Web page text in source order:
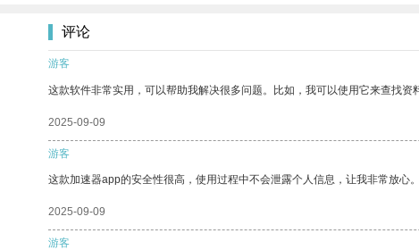
评论
游客
这款软件非常实用，可以帮助我解决很多问题。比如，我可以使用它来查找资
2025-09-09
游客
这款加速器app的安全性很高，使用过程中不会泄露个人信息，让我非常放心。
2025-09-09
游客